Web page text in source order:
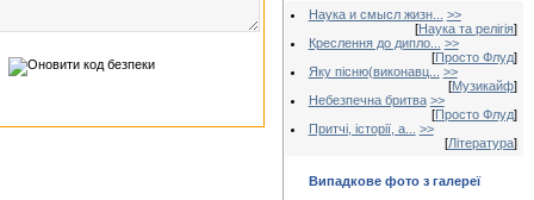
Наука и смысл жизн...
>>
[Наука та релігія]
Креслення до дипло...
>>
[Просто Флуд]
Яку пісню(виконавц...
>>
[Музикайф]
Небезпечна бритва >>
[Просто Флуд]
Притчі, історії, а...
>>
[Література]
Випадкове фото з галереї